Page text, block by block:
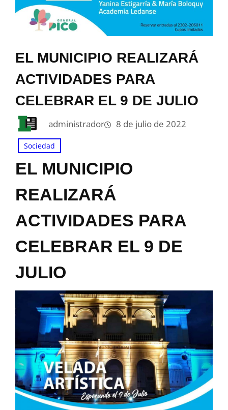
EL MUNICIPIO REALIZARÁ
ACTIVIDADES PARA
CELEBRAR EL 9 DE JULIO
administrador 8 de julio de 2022
Sociedad
EL MUNICIPIO
REALIZARÁ
ACTIVIDADES PARA
CELEBRAR EL 9 DE
JULIO